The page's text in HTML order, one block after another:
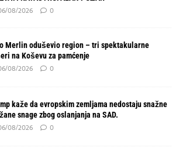
08/2026 0
Merlin oduševio region – tri spektakularne
na Koševu za pamćenje
08/2026 0
kaže da evropskim zemljama nedostaju snažne
snage zbog oslanjanja na SAD.
08/2026 0